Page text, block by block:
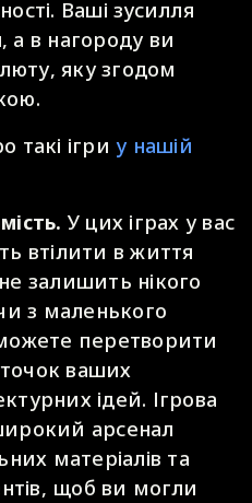
Ваші зусилля
а в нагороду ви
яку згодом
такі ігри у нашій
У цих іграх у вас
втілити в життя
залишить нікого
з маленького
перетворити
ваших
ідей. Ігрова
арсенал
матеріалів та
щоб ви могли